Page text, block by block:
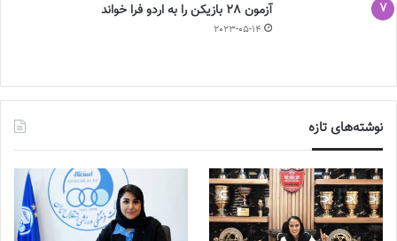
آزمون 28 بازیکن را به اردو فرا خواند
2023-05-14
نوشته‌های تازه